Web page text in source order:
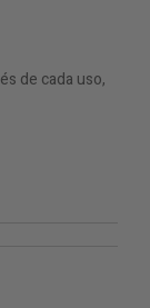
de cada uso,